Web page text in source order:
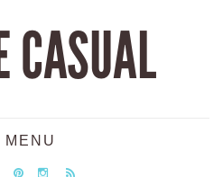
CASUAL
MENU